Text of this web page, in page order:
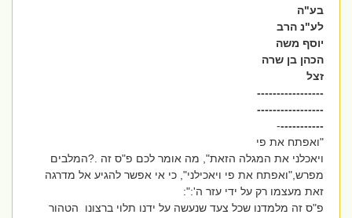
בע"ה
לע"נ הרב
יוסף משה
הכהן בן שרה
זצל
-----------------
-----------------
-----------
-
"ואפתח את פי
ויאכלני את המגלה הזאת", מה אומר לכם פ"ס זה .?המלבים
מפרש,"ואפתח את פי ויאכילני", כי אי אפשר להגיע אל מדרגה
זאת מעצמו רק על ידי עזר ה':":
פ"ס זה מלמדנו שכל צעד שנעשה על ידנו תלוי ברצונו הטהור